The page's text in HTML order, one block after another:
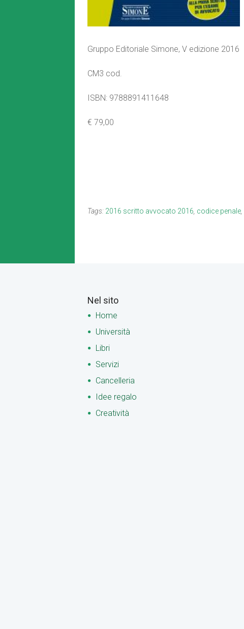
Gruppo Editoriale Simone, V edizione 2016
CM3 cod.
ISBN: 9788891411648
€ 79,00
Tags: 2016 scritto avvocato 2016 codice penale
Nel sito
Home
Università
Libri
Servizi
Cancelleria
Idee regalo
Creatività